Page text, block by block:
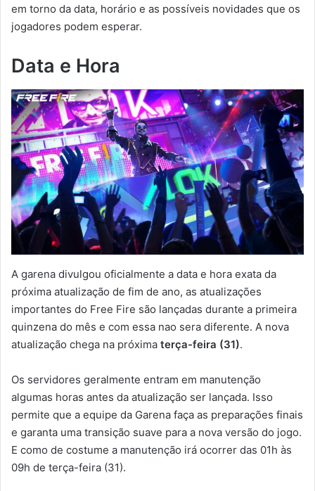
em torno da data, horário e as possíveis novidades que os
jogadores podem esperar.
Data e Hora
A garena divulgou oficialmente a data e hora exata da
próxima atualização de fim de ano, as atualizações
importantes do Free Fire são lançadas durante a primeira
quinzena do mês e com essa nao sera diferente. A nova
atualização chega na próxima terça-feira (31).
Os servidores geralmente entram em manutenção
algumas horas antes da atualização ser lançada. Isso
permite que a equipe da Garena faça as preparações finais
e garanta uma transição suave para a nova versão do jogo.
E como de costume a manutenção irá ocorrer das 01h às
09h de terça-feira (31).